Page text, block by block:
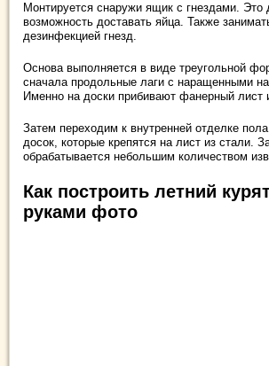
Монтируется снаружи ящик с гнездами. Это
возможность доставать яйца. Также
дезинфекцией гнезд.
Основа выполняется в виде треугольной
сначала продольные лаги с наращенными
Именно на доски прибивают фанерный лист
Затем переходим к внутренней отделке пола
досок, которые крепятся на лист из стали.
обрабатывается небольшим количеством
Как построить летний
руками фото